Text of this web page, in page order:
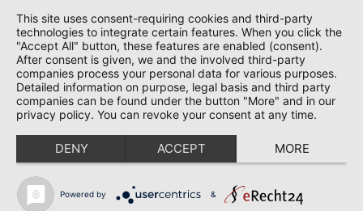
This site uses consent-requiring cookies and third-party
technologies to integrate certain features. When you click the
"Accept All" button, these features are enabled (consent).
After consent is given, we and the involved third-party
companies process your personal data for various purposes.
Detailed information on purpose, legal basis and third party
companies can be found under the button "More" and in our
privacy policy. You can revoke your consent at any time.
DENY ACCEPT MORE
Powered by &